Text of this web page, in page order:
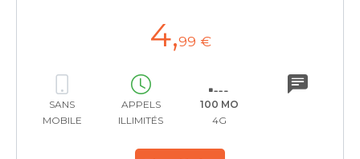
4,99 €
SANS
MOBILE
APPELS
ILLIMITÉS
100 MO
4G